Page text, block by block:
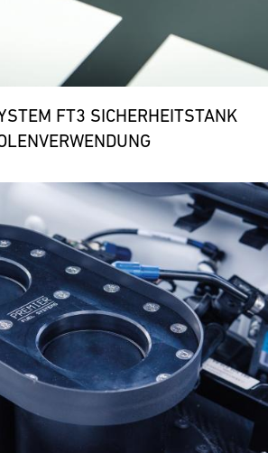
FT3 SICHERHEITSTANK